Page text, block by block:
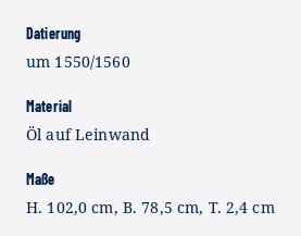
Datierung
um 1550/1560
Material
Öl auf Leinwand
Maße
H. 102,0 cm, B. 78,5 cm, T. 2,4 cm